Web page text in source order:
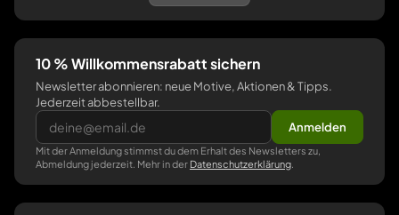
10 % Willkommensrabatt sichern
Newsletter abonnieren: neue Motive, Aktionen & Tipps.
Jederzeit abbestellbar.
Anmelden
Mit der Anmeldung stimmst du dem Erhalt des Newsletters zu,
Abmeldung jederzeit. Mehr in der Datenschutzerklärung